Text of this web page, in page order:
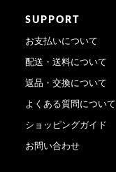
SUPPORT
お支払いについて
配送・送料について
返品・交換について
よくある質問について
ショッピングガイド
お問い合わせ